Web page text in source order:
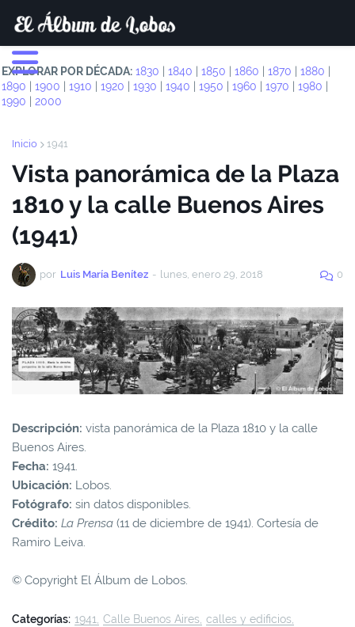
EXPLORAR POR DÉCADA: 1830 1840 1850 1860 1870 1880
1890
1900 1910 1920 1930 1940 1950 1960 1970 1980
1990
2000
Inicio 1941
Vista panorámica de la Plaza
1810 y la calle Buenos Aires
(1941)
por Luis María Benítez - lunes, enero 29, 2018 0
Descripción: vista panorámica de la Plaza 1810 y la calle
Buenos Aires.
Fecha: 1941.
Ubicación: Lobos.
Fotógrafo: sin datos disponibles.
Crédito: La Prensa (11 de diciembre de 1941). Cortesía de
Ramiro Leiva.
© Copyright El Álbum de Lobos.
Categorías: 1941 Calle Buenos Aires calles y edificios